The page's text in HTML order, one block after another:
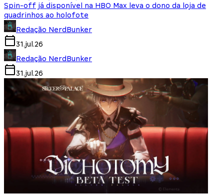
Spin-off já disponível na HBO Max leva o dono da loja de
quadrinhos ao holofote
Redação NerdBunker
31.jul.26
Redação NerdBunker
31.jul.26